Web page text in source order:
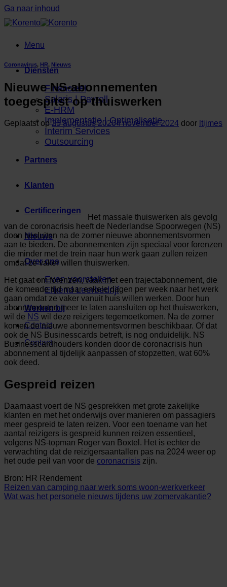
Ga naar inhoud
Menu
Diensten
Financieel
Salaris | Payroll
E-HRM
Implementatie | Optimalisatie
Interim Services
Outsourcing
Partners
Klanten
Certificeringen
Nieuws
Over ons
Even voorstellen
Erkend Leerbedrijf
Werken bij
Contact
Contact
Coronavirus, HR, Nieuws
Nieuwe NS-abonnementen
toegespitst op thuiswerken
Geplaatst op25 augustus 20204 november 2024 door ltijmes
Het massale thuiswerken als gevolg
van de coronacrisis heeft de Nederlandse Spoorwegen (NS)
doen besluiten na de zomer nieuwe abonnementsvormen
aan te bieden. De abonnementen zijn speciaal voor forenzen
die minder met de trein naar hun werk gaan zullen reizen
omdat ze vaker willen thuiswerken.
Het gaat om forenzen, vaak met een trajectabonnement, die
de komende tijd maar enkele dagen per week naar het werk
gaan omdat ze vaker vanuit huis willen werken. Door hun
abonnementen meer te laten aansluiten op het thuiswerken,
wil de NS wil deze reizigers tegemoetkomen. Na de zomer
komen de nieuwe abonnementsvormen beschikbaar. Of dat
ook de NS Businesscards betreft, is nog onduidelijk. NS
Businesscardhouders konden door de coronacrisis hun
abonnement al tijdelijk aanpassen of stopzetten, wat 60%
ook deed.
Gespreid reizen
Daarnaast voert de NS gesprekken met grote zakelijke
klanten en met het onderwijs over manieren om passagiers
meer gespreid te laten reizen. Voor een toename van het
aantal reizigers is gespreid kunnen reizen essentieel,
volgens NS-topman Roger van Boxtel. Het is echter de
verwachting dat de reizigersaantallen pas na 2024 weer op
het oude peil van voor de coronacrisis zijn.
Bron: HR Rendement
Reizen van camping naar werk soms woon-werkverkeer
Wat was het personele nieuws tijdens uw zomervakantie?